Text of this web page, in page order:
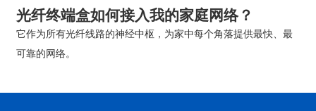
光纤终端盒如何接入我的家庭网络？
它作为所有光纤线路的神经中枢，为家中每个角落提供最快、最
可靠的网络。